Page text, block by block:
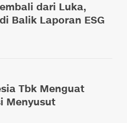
dari Luka,
Balik Laporan ESG
Tbk Menguat
Menyusut